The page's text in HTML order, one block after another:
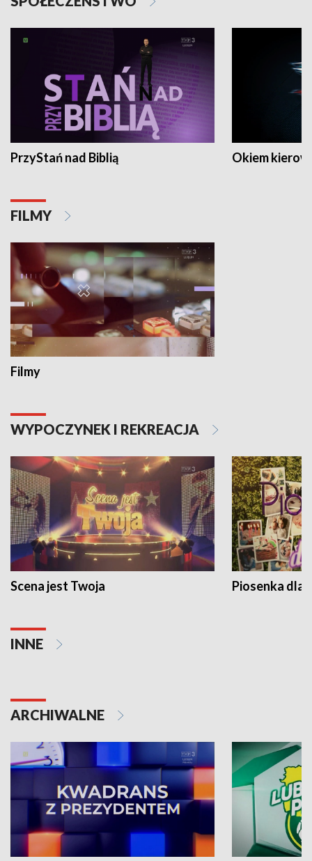
PrzyStań nad Biblią Okiem
FILMY
Filmy
WYPOCZYNEK I REKREACJA
Scena jest Twoja Piosenka dla
INNE
ARCHIWALNE